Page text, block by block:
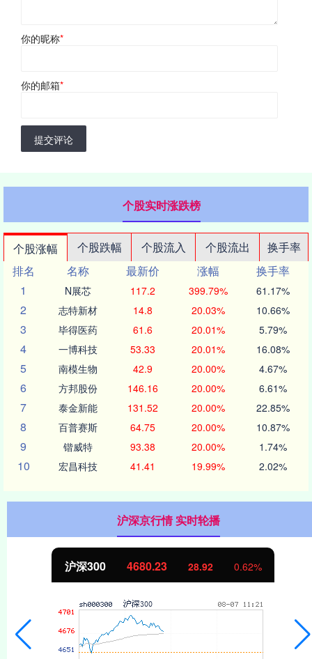
你的昵称*
你的邮箱*
提交评论
个股实时涨跌榜
个股涨幅 个股跌幅 个股流入 个股流出
换手率
排名
名称 最新价 涨幅
换手率
1
N展芯 117.2 399.79% 61.17%
2 志特新材 14.8 20.03% 10.66%
3 毕得医药 61.6 20.01% 5.79%
4 一博科技 53.33 20.01% 16.08%
5 南模生物 42.9 20.00% 4.67%
6 方邦股份 146.16 20.00% 6.61%
7 泰金新能 131.52 20.00% 22.85%
8 百普赛斯 64.75 20.00% 10.87%
9 锴威特 93.38 20.00% 1.74%
10 宏昌科技 41.41 19.99% 2.02%
沪深京行情 实时轮播
北证50 1127.06 4.19 0.37%